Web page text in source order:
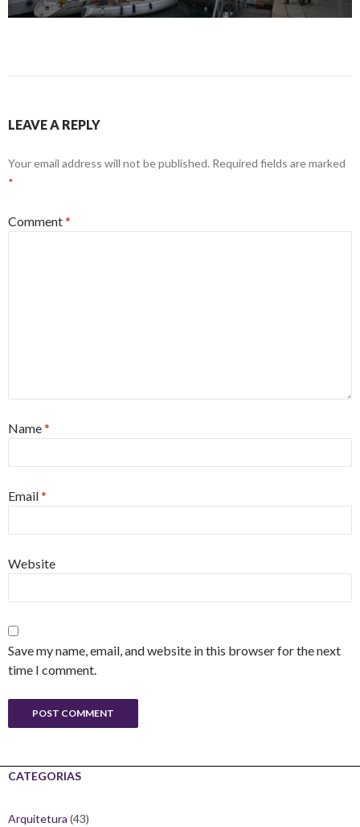
LEAVE A REPLY
Your email address will not be published. Required fields are marked
*
Comment*
Name*
Email*
Website
Save my name, email, and website in this browser for the next
time I comment.
CATEGORIAS
Arquitetura (43)